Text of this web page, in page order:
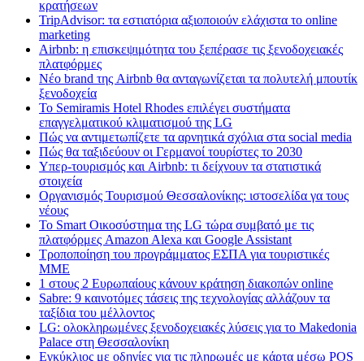
κρατήσεων
TripAdvisor: τα εστιατόρια αξιοποιούν ελάχιστα το online
marketing
Airbnb: η επισκεψιμότητα του ξεπέρασε τις ξενοδοχειακές
πλατφόρμες
Nέο brand της Airbnb θα ανταγωνίζεται τα πολυτελή μπουτίκ
ξενοδοχεία
Το Semiramis Hotel Rhodes επιλέγει συστήματα
επαγγελματικού κλιματισμού της LG
Πώς να αντιμετωπίζετε τα αρνητικά σχόλια στα social media
Πώς θα ταξιδεύουν οι Γερμανοί τουρίστες το 2030
Υπερ-τουρισμός και Airbnb: τι δείχνουν τα στατιστικά
στοιχεία
Οργανισμός Τουρισμού Θεσσαλονίκης: ιστοσελίδα γα τους
νέους
Το Smart Οικοσύστημα της LG τώρα συμβατό με τις
πλατφόρμες Amazon Alexa και Google Assistant
Τροποποίηση του προγράμματος ΕΣΠΑ για τουριστικές
ΜΜΕ
1 στους 2 Ευρωπαίους κάνουν κράτηση διακοπών online
Sabre: 9 καινοτόμες τάσεις της τεχνολογίας αλλάζουν τα
ταξίδια του μέλλοντος
LG: ολοκληρωμένες ξενοδοχειακές λύσεις για τo Makedonia
Palace στη Θεσσαλονίκη
Εγκύκλιος με οδηγίες για τις πληρωμές με κάρτα μέσω POS